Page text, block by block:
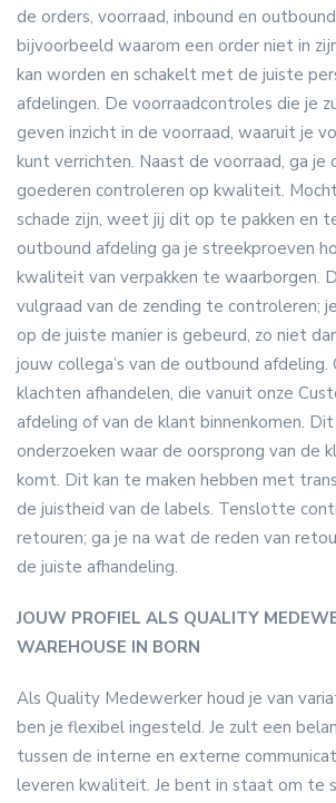
de orders, voorraad, inbound en
bijvoorbeeld waarom een order niet in
kan worden en schakelt met de juiste
afdelingen. De voorraadcontroles die je
geven inzicht in de voorraad, waaruit je
kunt verrichten. Naast de voorraad, ga je
goederen controleren op kwaliteit.
schade zijn, weet jij dit op te pakken en
outbound afdeling ga je streekproeven
kwaliteit van verpakken te waarborgen.
vulgraad van de zending te controleren;
op de juiste manier is gebeurd, zo niet
jouw collega’s van de outbound afdeling.
klachten afhandelen, die vanuit onze
afdeling of van de klant binnenkomen.
onderzoeken waar de oorsprong van de
komt. Dit kan te maken hebben met
de juistheid van de labels. Tenslotte
retouren; ga je na wat de reden van
de juiste afhandeling.
JOUW PROFIEL ALS QUALITY
WAREHOUSE IN BORN
Als Quality Medewerker houd je van
ben je flexibel ingesteld. Je zult een
tussen de interne en externe
leveren kwaliteit. Je bent in staat om te